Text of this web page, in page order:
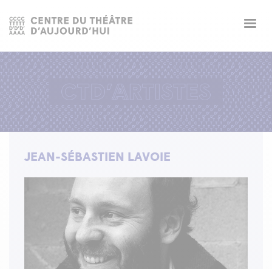
JEAN-SÉBASTIEN LAVOIE